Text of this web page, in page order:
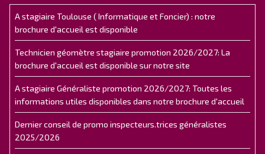
A stagiaire Toulouse ( Informatique et Foncier) : notre
brochure d'accueil est disponible
Technicien géomètre stagiaire promotion 2026/2027: La
brochure d'accueil est disponible sur notre site
A stagiaire Généraliste promotion 2026/2027: Toutes les
informations utiles disponibles dans notre brochure d'accueil
Dernier conseil de promo inspecteurs.trices généralistes
2025/2026